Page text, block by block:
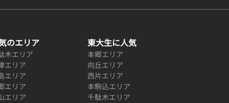
のエリア
木エリア
エリア
エリア
エリア
エリア
東大生に人気
本郷エリア
向丘エリア
西片エリア
本駒込エリア
千駄木エリア